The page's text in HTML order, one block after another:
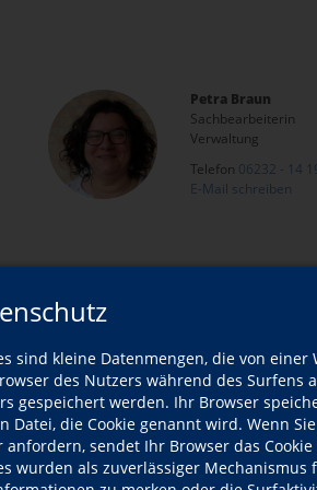
sind kleine Datenmengen, die von einer
des Nutzers während des Surfens
gespeichert werden. Ihr Browser
Datei, die Cookie genannt wird. Wenn
anfordern, sendet Ihr Browser das
wurden als zuverlässiger Mechanismus
Petra Braun
Sachbearbeiterin
Verwaltung
Telefon 06232 - 14
E-Mail schreiben
Tanja Krempel
Dipl.